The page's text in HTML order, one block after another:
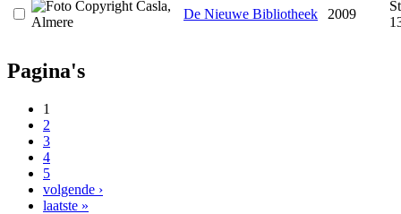
De Nieuwe Bibliotheek 2009
Pagina's
1
2
3
4
5
volgende ›
laatste »